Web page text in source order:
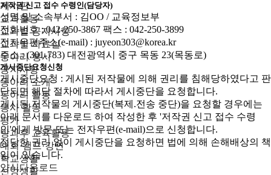
게시판
교과활동
교과별 공지사항
교과별 자료실
동아리·봉사
공지사항
동아리 소개
동아리 활동
봉사 활동
평가
방과후 교육활동
대회·캠프·강연
학교생활
신앙생활
저작권 신고 접수 수령인(담당자)
성명 및 소속부서 : 김OO / 교육정보부
전화번호 : 042-250-3867 팩스 : 042-250-3899
전자우편주소(e-mail) : juyeon303@korea.kr
주소 : (301-783) 대전광역시 중구 목동 23(목동로)
게시중단요청신청
게시중단요청 : 게시된 저작물에 의해 권리를 침해당하였다고 판
단되면 해당 절차에 따라서 게시중단을 요청합니다.
게시된 저작물의 게시중단(복제.전송 중단)을 요청할 경우에는
아래 문서를 다운로드 하여 작성한 후 '저작권 신고 접수 수령
인'에게 방문 또는 전자우편(e-mail)으로 신청합니다.
정당한 권리 없이 게시중단을 요청하면 법에 의해 손해배상의 책
임이 있습니다.
양식다운로드